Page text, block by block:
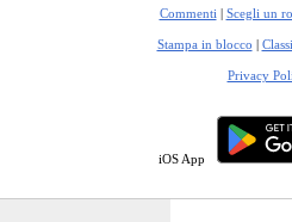
Commenti | Scegli un
Stampa in blocco |
Privacy
iOS App